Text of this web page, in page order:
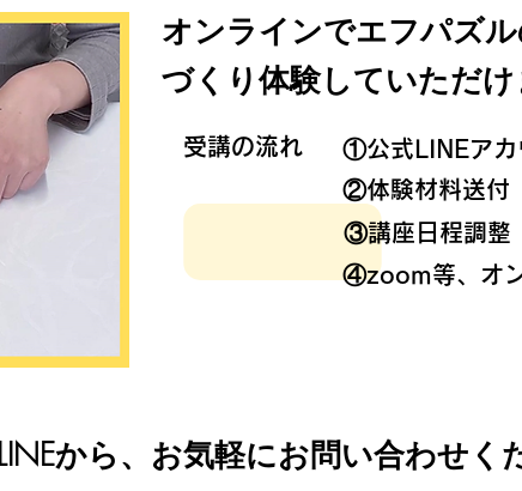
オンラインでエフパズ
づくり体験していただけ
受講の流れ
​①公式LINEアカ
②体験材料送付
​③講座日程調整
④zoom等、オ
から、お気軽にお問い合わせく